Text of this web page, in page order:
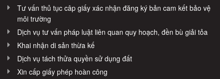
Tư vấn thủ tục câp giấy xác nhận đăng ký bản cam kết bảo vệ
môi trường
Dịch vụ tư vấn pháp luật liên quan quy hoạch, đền bù giải tỏa
Khai nhận di sản thừa kế
Dịch vụ tách thửa quyền sử dụng đất
Xin cấp giấy phép hoàn công